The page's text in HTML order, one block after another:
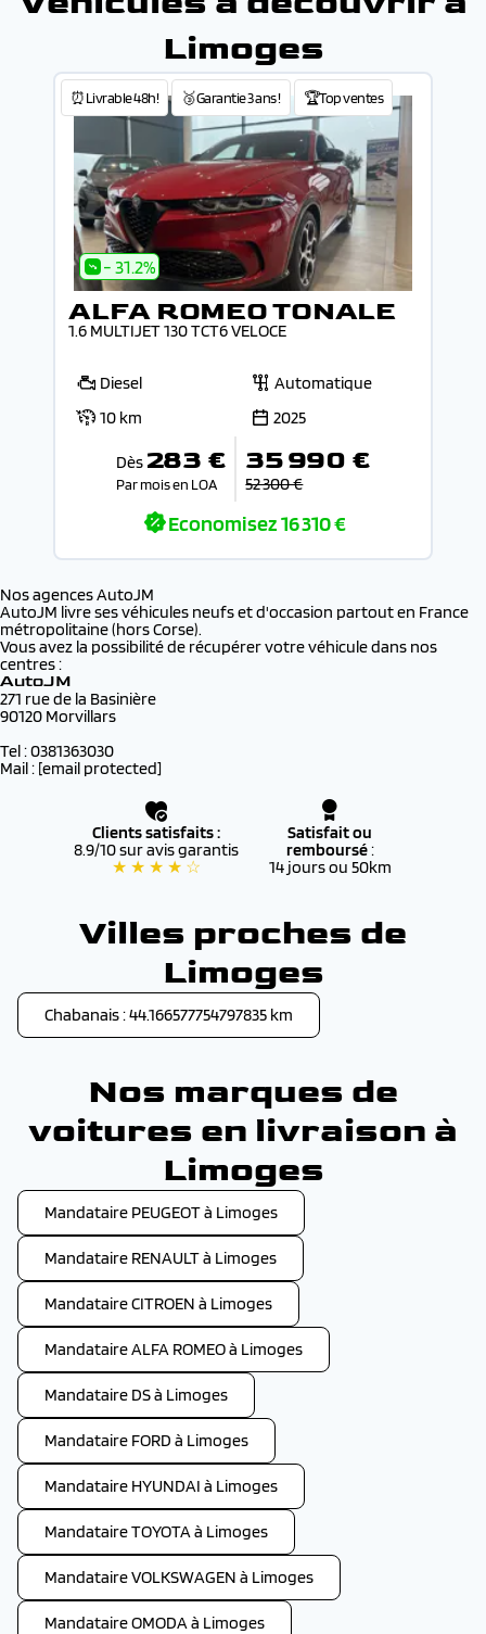
Limoges
⏰Livrable 48h! 🥉Garantie 3 ans ! 🏆Top ventes
- 31.2%
ALFA ROMEO TONALE
1.6 MULTIJET 130 TCT6 VELOCE
Diesel
Automatique
10 km
2025
Dès 283 €
Par mois en LOA
35 990 €
52 300 €
Economisez16 310 €
Nos agences AutoJM
AutoJM livre ses véhicules neufs et d'occasion partout en France
métropolitaine (hors Corse).
Vous avez la possibilité de récupérer votre véhicule dans nos
centres :
AutoJM
271 rue de la Basinière
90120 Morvillars
Tel : 0381363030
Mail : [email protected]
Clients satisfaits :
8.9/10 sur avis garantis
★ ★ ★ ★ ☆
Satisfait ou
remboursé:
14 jours ou 50km
Villes proches de
Limoges
Chabanais : 44.166577754797835 km
Nos marques de
voitures en livraison à
Limoges
Mandataire PEUGEOT à Limoges
Mandataire RENAULT à Limoges
Mandataire CITROEN à Limoges
Mandataire ALFA ROMEO à Limoges
Mandataire DS à Limoges
Mandataire FORD à Limoges
Mandataire HYUNDAI à Limoges
Mandataire TOYOTA à Limoges
Mandataire VOLKSWAGEN à Limoges
Mandataire OMODA à Limoges